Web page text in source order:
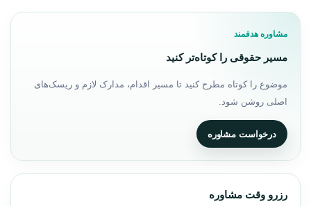
مشاوره هدفمند
مسیر حقوقی را کوتاه‌تر کنید
موضوع را کوتاه مطرح کنید تا مسیر اقدام، مدارک لازم و ریسک‌های
اصلی روشن شود.
درخواست مشاوره
رزرو وقت مشاوره